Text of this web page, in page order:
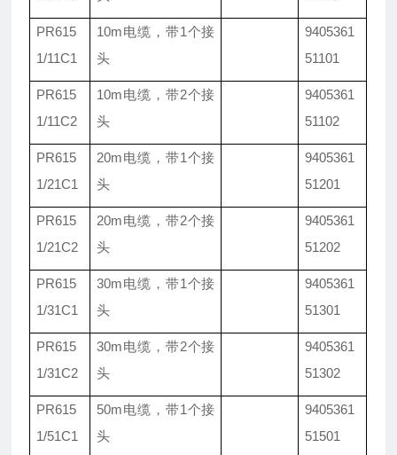
PR615
1/11C1
10m电缆，带1个接
头
9405361
51101
PR615
1/11C2
10m电缆，带2个接
头
9405361
51102
PR615
1/21C1
20m电缆，带1个接
头
9405361
51201
PR615
1/21C2
20m电缆，带2个接
头
9405361
51202
PR615
1/31C1
30m电缆，带1个接
头
9405361
51301
PR615
1/31C2
30m电缆，带2个接
头
9405361
51302
PR615
1/51C1
50m电缆，带1个接
头
9405361
51501